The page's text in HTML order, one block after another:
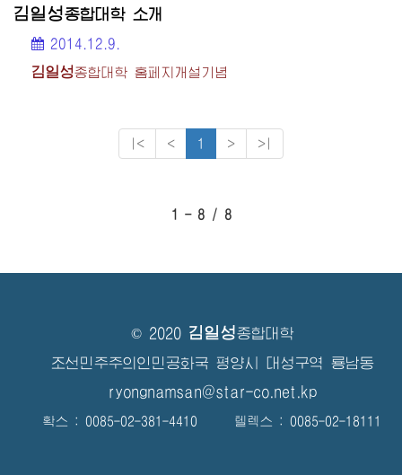
김일성종합대학 소개
2014.12.9.
김일성종합대학 홈페지개설기념
|< < 1 > >|
1 - 8 / 8
© 2020 김일성종합대학
조선민주주의인민공화국 평양시 대성구역 룡남동
ryongnamsan@star-co.net.kp
확스 : 0085-02-381-4410 텔렉스 : 0085-02-18111